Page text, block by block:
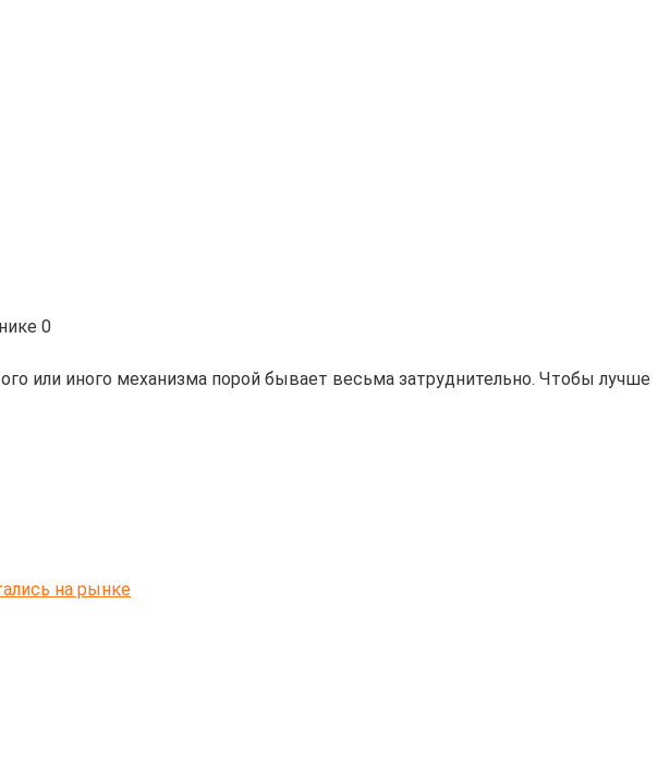
0
или иного механизма порой бывает весьма затруднительно. Чтобы лучше
на рынке